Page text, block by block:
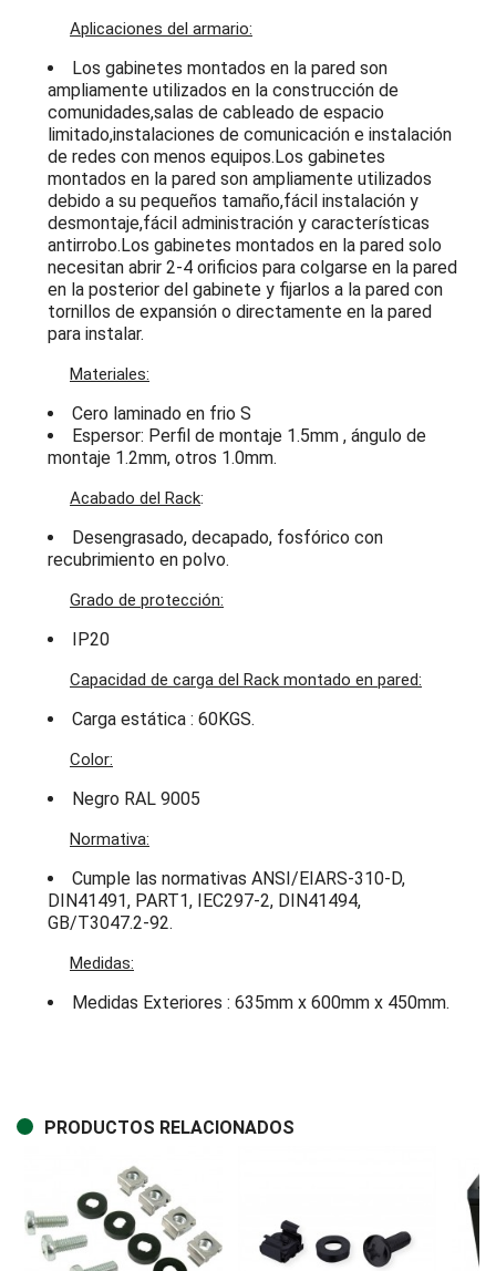
Aplicaciones del armario:
Los gabinetes montados en la pared son
ampliamente utilizados en la construcción de
comunidades,salas de cableado de espacio
limitado,instalaciones de comunicación e instalación
de redes con menos equipos.Los gabinetes
montados en la pared son ampliamente utilizados
debido a su pequeños tamaño,fácil instalación y
desmontaje,fácil administración y características
antirrobo.Los gabinetes montados en la pared solo
necesitan abrir 2-4 orificios para colgarse en la pared
en la posterior del gabinete y fijarlos a la pared con
tornillos de expansión o directamente en la pared
para instalar.
Materiales:
Cero laminado en frio S
Espersor: Perfil de montaje 1.5mm , ángulo de
montaje 1.2mm, otros 1.0mm.
Acabado del Rack:
Desengrasado, decapado, fosfórico con
recubrimiento en polvo.
Grado de protección:
IP20
Capacidad de carga del Rack montado en pared:
Carga estática : 60KGS.
Color:
Negro RAL 9005
Normativa:
Cumple las normativas ANSI/EIARS-310-D,
DIN41491, PART1, IEC297-2, DIN41494,
GB/T3047.2-92.
Medidas:
Medidas Exteriores : 635mm x 600mm x 450mm.
PRODUCTOS RELACIONADOS